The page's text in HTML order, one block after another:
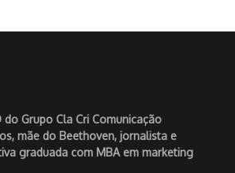
do Grupo Cla Cri Comunicação
mãe do Beethoven, jornalista e
graduada com MBA em marketing